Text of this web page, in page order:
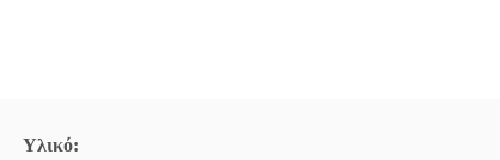
Υλικό: